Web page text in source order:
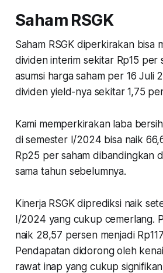
Saham RSGK
Saham RSGK diperkirakan bisa
dividen interim sekitar Rp15 per
asumsi harga saham per 16 Juli
dividen yield-nya sekitar 1,75
Kami memperkirakan laba
di semester I/2024 bisa naik
Rp25 per saham dibandingkan
sama tahun sebelumnya.
Kinerja RSGK diprediksi naik
I/2024 yang cukup cemerlang.
naik 28,57 persen menjadi
Pendapatan didorong oleh
rawat inap yang cukup